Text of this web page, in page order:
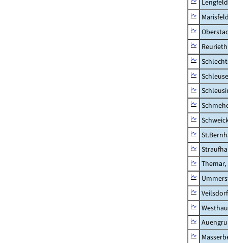
Lengfeld
Reurieth
Veilsdorf